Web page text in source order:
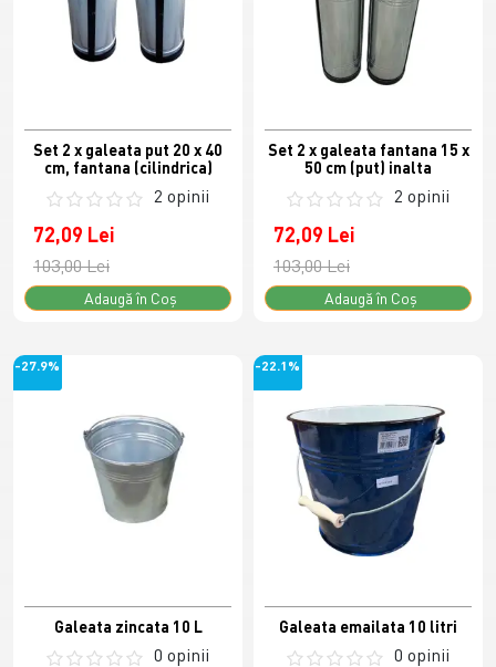
Set 2 x galeata put 20 x 40
cm, fantana (cilindrica)
2 opinii
72,09 Lei
103,00 Lei
Adaugă în Coş
Set 2 x galeata fantana 15 x
50 cm (put) inalta
2 opinii
72,09 Lei
103,00 Lei
Adaugă în Coş
-27.9%
Galeata zincata 10 L
0 opinii
-22.1%
Galeata emailata 10 litri
0 opinii